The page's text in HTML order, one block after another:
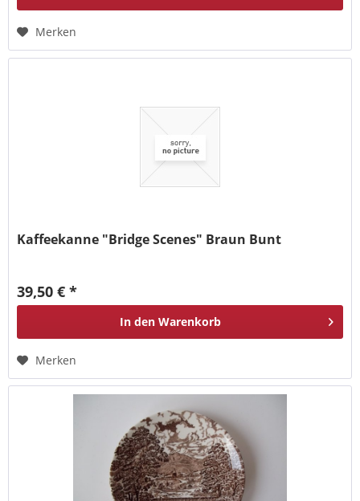
Merken
Kaffeekanne "Bridge Scenes" Braun Bunt
39,50 € *
In den Warenkorb
Merken